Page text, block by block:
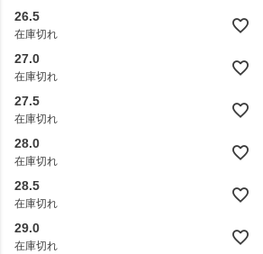
26.5
在庫切れ
27.0
在庫切れ
27.5
在庫切れ
28.0
在庫切れ
28.5
在庫切れ
29.0
在庫切れ